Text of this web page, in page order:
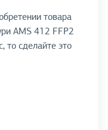
товара
AMS 412 FFP2
то сделайте это